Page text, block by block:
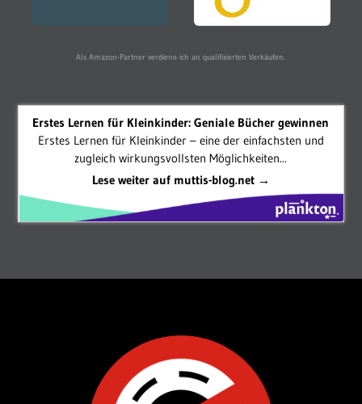
Als Amazon-Partner verdiene ich an qualifizierten Verkäufen.
Erstes Lernen für Kleinkinder: Geniale Bücher gewinnen
Erstes Lernen für Kleinkinder – eine der einfachsten und
zugleich wirkungsvollsten Möglichkeiten...
Lese weiter auf muttis-blog.net →